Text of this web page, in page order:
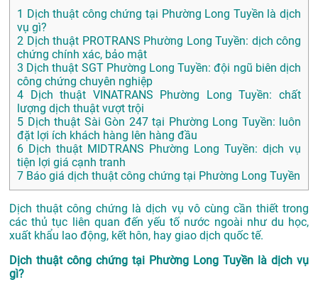
1 Dịch thuật công chứng tại Phường Long Tuyền là dịch
vụ gì?
2 Dịch thuật PROTRANS Phường Long Tuyền: dịch công
chứng chính xác, bảo mật
3 Dịch thuật SGT Phường Long Tuyền: đội ngũ biên dịch
công chứng chuyên nghiệp
4 Dịch thuật VINATRANS Phường Long Tuyền: chất
lượng dịch thuật vượt trội
5 Dịch thuật Sài Gòn 247 tại Phường Long Tuyền: luôn
đặt lợi ích khách hàng lên hàng đầu
6 Dịch thuật MIDTRANS Phường Long Tuyền: dịch vụ
tiện lợi giá cạnh tranh
7 Báo giá dịch thuật công chứng tại Phường Long Tuyền
Dịch thuật công chứng là dịch vụ vô cùng cần thiết trong
các thủ tục liên quan đến yếu tố nước ngoài như du học,
xuất khẩu lao động, kết hôn, hay giao dịch quốc tế.
Dịch thuật công chứng tại Phường Long Tuyền là dịch vụ
gì?